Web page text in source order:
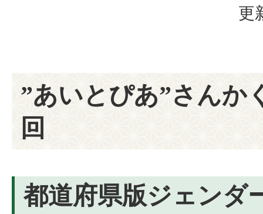
更
”あいとぴあ”さんか
回
都道府県版ジェンダ